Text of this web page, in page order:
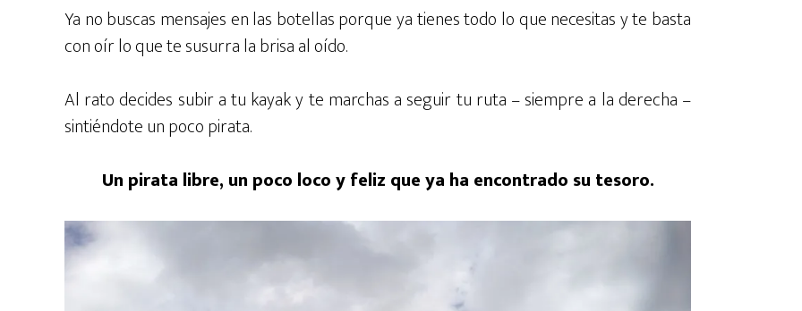
Ya no buscas mensajes en las botellas porque ya tienes todo lo que necesitas y te basta
con oír lo que te susurra la brisa al oído.
Al rato decides subir a tu kayak y te marchas a seguir tu ruta – siempre a la derecha –
sintiéndote un poco pirata.
Un pirata libre, un poco loco y feliz que ya ha encontrado su tesoro.